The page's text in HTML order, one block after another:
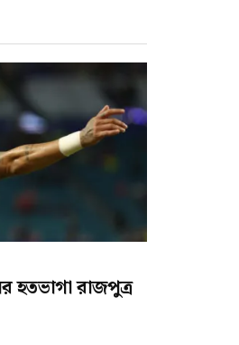
হতভাগা রাজপুত্র